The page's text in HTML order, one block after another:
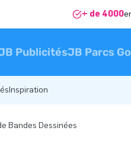
+ de 4000
PublicitésJB Parcs
Inspiration
Bandes Dessinées